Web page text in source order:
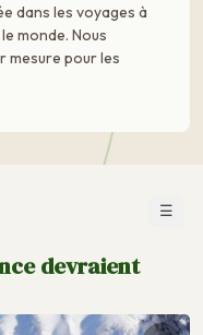
dans les voyages à
monde. Nous
mesure pour les
☰
devraient